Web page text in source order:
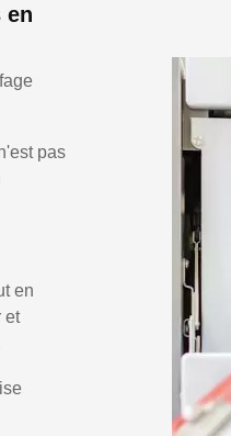
en
pas
en
et